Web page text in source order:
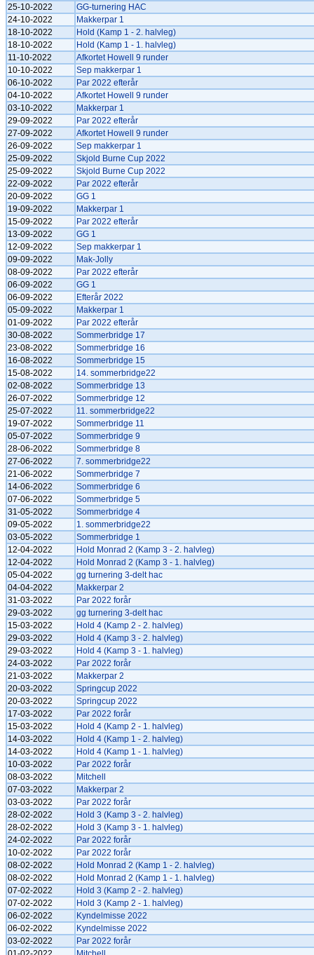
25-10-2022
GG-turnering HAC
24-10-2022
Makkerpar 1
18-10-2022
Hold (Kamp 1 - 2. halvleg)
18-10-2022
Hold (Kamp 1 - 1. halvleg)
11-10-2022
Afkortet Howell 9 runder
10-10-2022
Sep makkerpar 1
06-10-2022
Par 2022 efterår
04-10-2022
Afkortet Howell 9 runder
03-10-2022
Makkerpar 1
29-09-2022
Par 2022 efterår
27-09-2022
Afkortet Howell 9 runder
26-09-2022
Sep makkerpar 1
25-09-2022
Skjold Burne Cup 2022
25-09-2022
Skjold Burne Cup 2022
22-09-2022
Par 2022 efterår
20-09-2022
GG 1
19-09-2022
Makkerpar 1
15-09-2022
Par 2022 efterår
13-09-2022
GG 1
12-09-2022
Sep makkerpar 1
09-09-2022
Mak-Jolly
08-09-2022
Par 2022 efterår
06-09-2022
GG 1
06-09-2022
Efterår 2022
05-09-2022
Makkerpar 1
01-09-2022
Par 2022 efterår
30-08-2022
Sommerbridge 17
23-08-2022
Sommerbridge 16
16-08-2022
Sommerbridge 15
15-08-2022
14. sommerbridge22
02-08-2022
Sommerbridge 13
26-07-2022
Sommerbridge 12
25-07-2022
11. sommerbridge22
19-07-2022
Sommerbridge 11
05-07-2022
Sommerbridge 9
28-06-2022
Sommerbridge 8
27-06-2022
7. sommerbridge22
21-06-2022
Sommerbridge 7
14-06-2022
Sommerbridge 6
07-06-2022
Sommerbridge 5
31-05-2022
Sommerbridge 4
09-05-2022
1. sommerbridge22
03-05-2022
Sommerbridge 1
12-04-2022
Hold Monrad 2 (Kamp 3 - 2. halvleg)
12-04-2022
Hold Monrad 2 (Kamp 3 - 1. halvleg)
05-04-2022
gg turnering 3-delt hac
04-04-2022
Makkerpar 2
31-03-2022
Par 2022 forår
29-03-2022
gg turnering 3-delt hac
15-03-2022
Hold 4 (Kamp 2 - 2. halvleg)
29-03-2022
Hold 4 (Kamp 3 - 2. halvleg)
29-03-2022
Hold 4 (Kamp 3 - 1. halvleg)
24-03-2022
Par 2022 forår
21-03-2022
Makkerpar 2
20-03-2022
Springcup 2022
20-03-2022
Springcup 2022
17-03-2022
Par 2022 forår
15-03-2022
Hold 4 (Kamp 2 - 1. halvleg)
14-03-2022
Hold 4 (Kamp 1 - 2. halvleg)
14-03-2022
Hold 4 (Kamp 1 - 1. halvleg)
10-03-2022
Par 2022 forår
08-03-2022
Mitchell
07-03-2022
Makkerpar 2
03-03-2022
Par 2022 forår
28-02-2022
Hold 3 (Kamp 3 - 2. halvleg)
28-02-2022
Hold 3 (Kamp 3 - 1. halvleg)
24-02-2022
Par 2022 forår
10-02-2022
Par 2022 forår
08-02-2022
Hold Monrad 2 (Kamp 1 - 2. halvleg)
08-02-2022
Hold Monrad 2 (Kamp 1 - 1. halvleg)
07-02-2022
Hold 3 (Kamp 2 - 2. halvleg)
07-02-2022
Hold 3 (Kamp 2 - 1. halvleg)
06-02-2022
Kyndelmisse 2022
06-02-2022
Kyndelmisse 2022
03-02-2022
Par 2022 forår